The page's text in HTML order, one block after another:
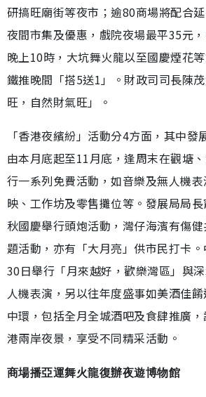
研搞旺廟街等夜市；逾80商場將配合
夜間市集及優惠，戲院夜場最平35元
晚上10時，大坑舞火龍以至國慶煙花
鐵推晚間「搭5送1」。財政司司長陳
旺，自然財氣旺」。
「香港夜繽紛」活動分4方面，其中發
由本月底起至11月底，逢周末在觀塘
行一系列免費活動，如音樂及無人機
映、工作坊及零售攤位等。發展局局
秋國慶舉行頭炮活動，灣仔海濱有傷
題活動，亦有「大月亮」供市民打卡
30日舉行「月來越好，歡樂灣區」與
人機表演，另以往年度盛事如美酒佳
中環，包括全月全城酒吧及食肆推廣
港兩岸夜景，享受不同精采活動。
商場播亞運舞火龍復辦夜遊博物館